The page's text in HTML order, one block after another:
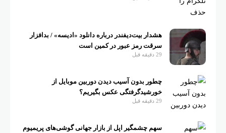
هشدار بیت‌دیفندر درباره دانلود «ادیسه» / بدافزار
سرقت رمز عبور در کمین است
29 دقیقه قبل
چطور بدون آسیب دیدن دوربین موبایل از
خورشیدگرفتگی عکس بگیریم؟
سهم چشمگیر اپل از بازار جهانی گوشی‌های پریمیوم